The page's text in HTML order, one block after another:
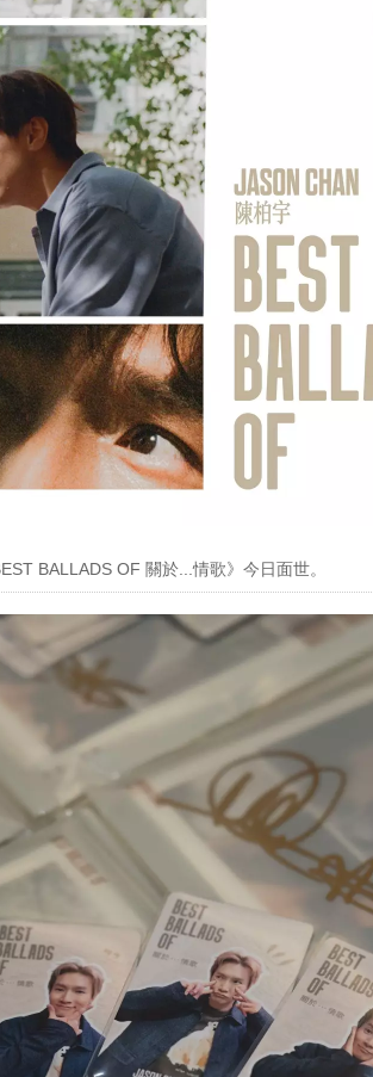
BALLADS OF 關於...情歌》今日面世。